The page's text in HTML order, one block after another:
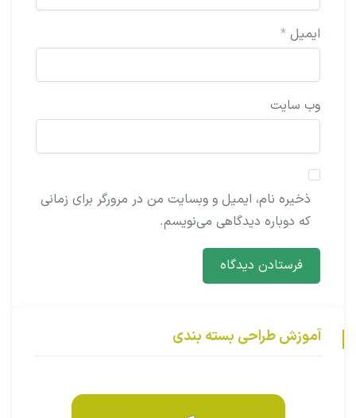
ایمیل *
وب‌ سایت
ذخیره نام، ایمیل و وبسایت من در مرورگر برای زمانی
که دوباره دیدگاهی می‌نویسم.
آموزش طراحی بسته بندی